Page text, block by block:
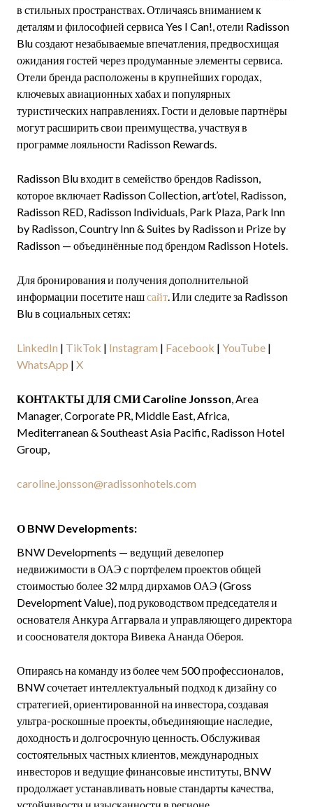
в стильных пространствах. Отличаясь вниманием к
деталям и философией сервиса Yes I Can!, отели Radisson
Blu создают незабываемые впечатления, предвосхищая
ожидания гостей через продуманные элементы сервиса.
Отели бренда расположены в крупнейших городах,
ключевых авиационных хабах и популярных
туристических направлениях. Гости и деловые партнёры
могут расширить свои преимущества, участвуя в
программе лояльности Radisson Rewards.
Radisson Blu входит в семейство брендов Radisson,
которое включает Radisson Collection, art’otel, Radisson,
Radisson RED, Radisson Individuals, Park Plaza, Park Inn
by Radisson, Country Inn & Suites by Radisson и Prize by
Radisson — объединённые под брендом Radisson Hotels.
Для бронирования и получения дополнительной
информации посетите нашсайт . Или следите за Radisson
Blu в социальных сетях:
LinkedIn | TikTok | Instagram | Facebook | YouTube |
WhatsApp | X
КОНТАКТЫ ДЛЯ СМИ Caroline Jonsson , Area
Manager, Corporate PR, Middle East, Africa,
Mediterranean & Southeast Asia Pacific, Radisson Hotel
Group,
caroline.jonsson@radissonhotels.com
О BNW Developments:
BNW Developments — ведущий девелопер
недвижимости в ОАЭ с портфелем проектов общей
стоимостью более 32 млрд дирхамов ОАЭ (Gross
Development Value), под руководством председателя и
основателя Анкура Аггарвала и управляющего директора
и сооснователя доктора Вивека Ананда Обероя.
Опираясь на команду из более чем 500 профессионалов,
BNW сочетает интеллектуальный подход к дизайну со
стратегией, ориентированной на инвестора, создавая
ультра-роскошные проекты, объединяющие наследие,
доходность и долгосрочную ценность. Обслуживая
состоятельных частных клиентов, международных
инвесторов и ведущие финансовые институты, BNW
продолжает устанавливать новые стандарты качества,